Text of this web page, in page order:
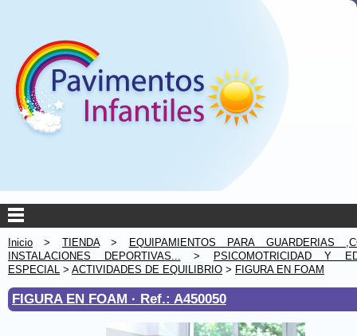
Inicio > TIENDA>
EQUIPAMIENTOS PARA GUARDERIAS
INSTALACIONES DEPORTIVAS... >
PSICOMOTRICIDAD Y
ESPECIAL > ACTIVIDADES DE EQUILIBRIO > FIGURA EN FOAM
FIGURA EN FOAM · Ref.: A450050